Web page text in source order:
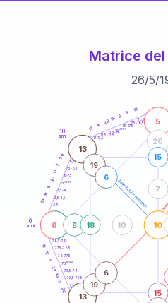
Matrice del
26/5/
generazione maschile
0
anni
10
anni
1-2,5
2,5-3,5
3,5-4
6-7,5
7,5-8,5
8,5-9
11-12,5
12,5-13,5
13,5-14
16-17,5
17,5-18,5
18,5-19
71-72,5
72,5-73,5
73,5-74
76-77,5
77,5-78,5
78,5-79
19
11
5
21
10
7
20
17
4
22
18 5
5
10
20
7
10
21
5
11
19
8
5
10
13
13 15
8
20
18
15
10
7
19
6
19
6
5anni
15 anni
75anni